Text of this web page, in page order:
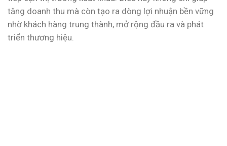
tăng doanh thu mà còn tạo ra dòng lợi nhuận bền vững
nhờ khách hàng trung thành, mở rộng đầu ra và phát
triển thương hiệu.